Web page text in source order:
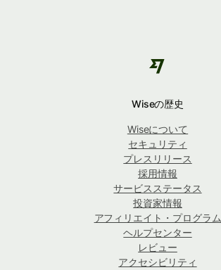
Wiseの歴史
Wiseについて
セキュリティ
プレスリリース
採用情報
サービスステータス
投資家情報
アフィリエイト・プログラム
ヘルプセンター
レビュー
アクセシビリティ